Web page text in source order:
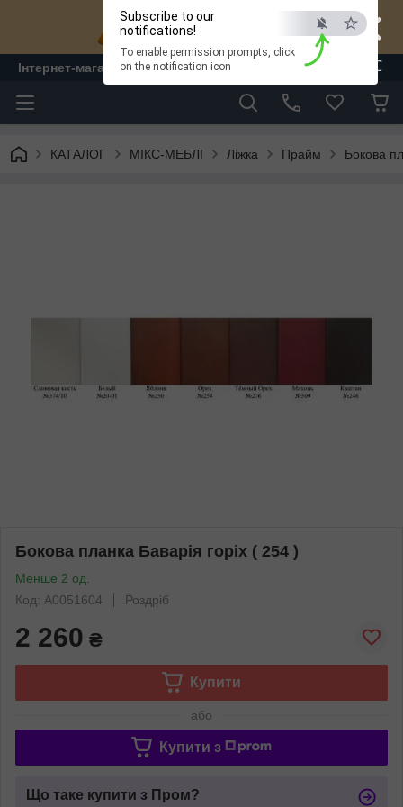
×
ESC
Subscribe to our
notifications!
To enable permission prompts, click
on the notification icon
Інтернет-магазин "ЛАМ" - меблі
КАТАЛОГ МІКС-МЕБЛІ Ліжка Прайм Бокова
Бокова планка Баварія горіх ( 254 )
Менше 2 од.
Код: А0051604
Роздріб
2 260 ₴
Купити
або
Купити з
Що таке купити з Пром?